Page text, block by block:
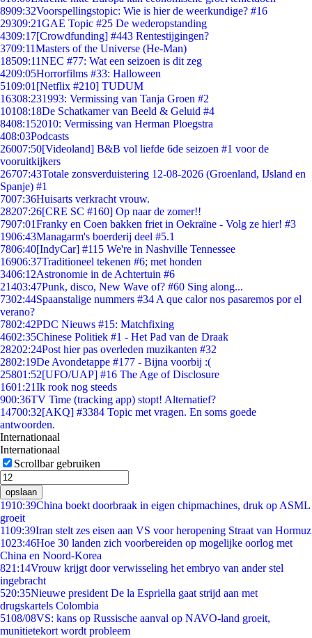
8909:32Voorspellingstopic: Wie is hier de weerkundige? #16
29309:21GAE Topic #25 De wederopstanding
4309:17[Crowdfunding] #443 Rentestijgingen?
3709:11Masters of the Universe (He-Man)
18509:11NEC #77: Wat een seizoen is dit zeg
4209:05Horrorfilms #33: Halloween
5109:01 [Netflix #210] TUDUM
16308:231993: Vermissing van Tanja Groen #2
10108:18De Schatkamer van Beeld & Geluid #4
8408:152010: Vermissing van Herman Ploegstra
408:03Podcasts
26007:50[Videoland] B&B vol liefde 6de seizoen #1 voor de
vooruitkijkers
26707:43Totale zonsverduistering 12-08-2026 (Groenland, IJsland en
Spanje) #1
7007:36Huisarts verkracht vrouw.
28207:26[CRE SC #160] Op naar de zomer!!
7907:01Franky en Coen bakken friet in Oekraïne - Volg ze hier! #3
1906:43Managarm's boerderij deel #5.1
7806:40[IndyCar] #115 We're in Nashville Tennessee
16906:37Traditioneel tekenen #6; met honden
3406:12Astronomie in de Achtertuin #6
21403:47Punk, disco, New Wave of? #60 Sing along...
7302:44Spaanstalige nummers #34 A que calor nos pasaremos por el
verano?
7802:42PDC Nieuws #15: Matchfixing
4602:35Chinese Politiek #1 - Het Pad van de Draak
28202:24Post hier pas overleden muzikanten #32
2802:19De Avondetappe #177 - Bijna voorbij :(
25801:52[UFO/UAP] #16 The Age of Disclosure
1601:21Ik rook nog steeds
900:36TV Time (tracking app) stopt! Alternatief?
14700:32[AKQ] #3384 Topic met vragen. En soms goede
antwoorden.
Internationaal
Internationaal
Scrollbar gebruiken
opslaan
1910:39China boekt doorbraak in eigen chipmachines, druk op ASML
groeit
1109:39Iran stelt zes eisen aan VS voor heropening Straat van Hormuz
1023:46Hoe 30 landen zich voorbereiden op mogelijke oorlog met
China en Noord-Korea
821:14Vrouw krijgt door verwisseling het embryo van ander stel
ingebracht
520:35Nieuwe president De la Espriella gaat strijd aan met
drugskartels Colombia
5108/08VS: kans op Russische aanval op NAVO-land groeit,
munitietekort wordt probleem